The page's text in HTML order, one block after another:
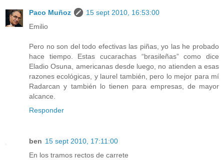
Paco Muñoz
15 sept 2010, 16:53:00
Emilio
Pero no son del todo efectivas las piñas, yo las he probado
hace tiempo. Estas cucarachas “brasileñas” como dice
Eladio Osuna, americanas desde luego, no atienden a esas
razones ecológicas, y laurel también, pero lo mejor para mí
Radarcan y también lo tienen para empresas, de mayor
alcance.
Responder
ben 15 sept 2010, 17:11:00
En los tramos rectos de carrete